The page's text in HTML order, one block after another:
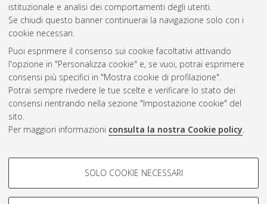
istituzionale e analisi dei comportamenti degli utenti.
Se chiudi questo banner continuerai la navigazione solo con i
cookie necessari.
Puoi esprimere il consenso sui cookie facoltativi attivando
l'opzione in "Personalizza cookie" e, se vuoi, potrai esprimere
consensi più specifici in "Mostra cookie di profilazione".
Potrai sempre rivedere le tue scelte e verificare lo stato dei
consensi rientrando nella sezione "Impostazione cookie" del
sito.
Per maggiori informazioni consulta la nostra Cookie policy.
COOKIE DI PROFILAZIONE -
Si tratta di cookie utilizzati per analizzare le caratteristiche della
SOLO COOKIE NECESSARI
Questa lista e' stata generata ilFri Aug 7 04:57:50 2026 CEST
Atom
Rss 1.0
Rss 2.0
AMS Laurea
Impostazioni Cookie
Informativa sulla privacy
Condizioni d’uso del sito